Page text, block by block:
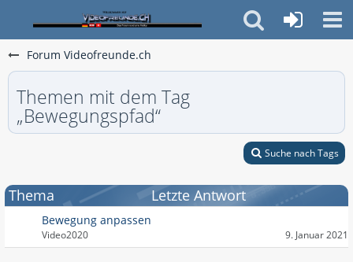
Forum Videofreunde.ch
Themen mit dem Tag
„Bewegungspfad“
Suche nach Tags
Thema Letzte Antwort
Bewegung anpassen
Video2020 9. Januar 2021